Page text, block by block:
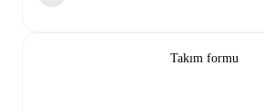
Takım formu